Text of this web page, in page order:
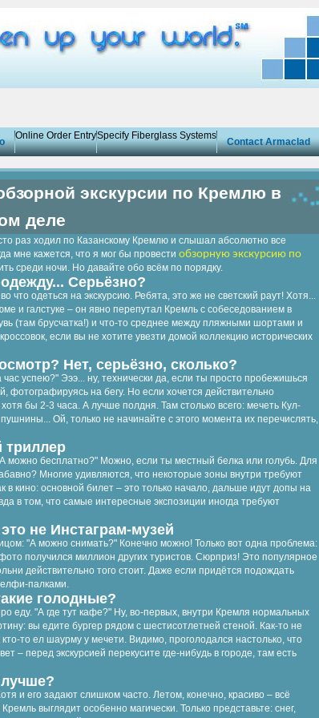
Online Order EntrySpecify Fiberglass Systems
Contact Armaclad
экскурсии по Кремлю в
деле
раз ходил по Казанскому Кремлю и слышал абсолютно все
мне кажется, что я мог бы провести обзорную экскурсию по
среди ночи. Но давайте обо всём по порядку.
Серьёзно?
что одеться на экскурсию. Ребята, это же не светский раут! Хотя...
и галстуке – он явно перепутал Кремль с собеседованием в
(там брусчатка!) и что-то среднее между пляжными шортами и
если вы не хотите увезти домой коллекцию исторических
Нет, серьёзно, сколько?
успею?" Эээ... ну, технически да, если ты просто пробежишься
фотографируясь на бегу. Но если хочется действительно
бы 2-3 часа. А лучше полдня. Там столько всего: мечеть Кул-
Ой, только не начинайте с этого момента их перечислять,
можно бесплатно?" Можно, если ты местный белка или голубь. Для
Многие удивляются, что некоторые зоны внутри требуют
в кино: основной билет – это только начало, дальше идут допы на
в том, что самые интересные экспозиции иногда требуют
не Инстаграм-музей
"А можно снимать?" Конечно можно! Только вот одна проблема:
получился миллион других туристов. Сюрприз! Это популярное
действительно того стоит. Даже если придётся подождать
палками.
голодные?
еду. "А где тут кафе?" Ну, во-первых, внутри Кремля нормальных
вы едите бургер рядом с шестисотлетней стеной. Как-то не
то ел шаурму у мечети. Видимо, проголодался настолько, что
– перед экскурсией перекусите где-нибудь в городе, там есть
лучше?
и его задают слишком часто. Летом, конечно, красиво – всё
выглядит особенно магически. Только представьте: снег,